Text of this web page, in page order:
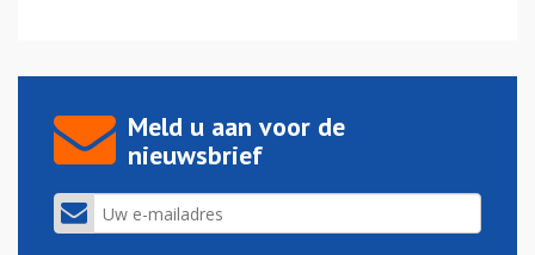
Meld u aan voor de
nieuwsbrief